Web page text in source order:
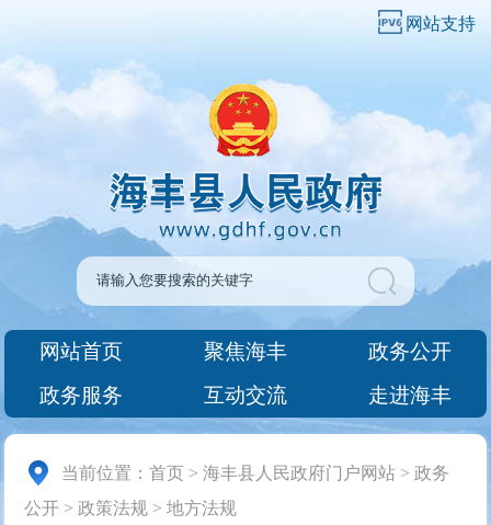
网站支持
网站首页 聚焦海丰
政务公开
政务服务
互动交流 走进海丰
当前位置：首页 >海丰县人民政府门户网站 >政务
公开 >政策法规 >地方法规